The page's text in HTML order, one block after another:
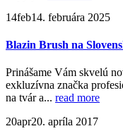
14feb14. februára 2025
Blazin Brush na
Prinášame Vám skvelú
exkluzívna značka
na tvár a... read more
20apr20. apríla 2017